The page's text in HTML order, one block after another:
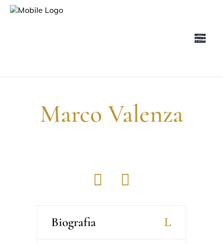
Marco Valenza
Biografia